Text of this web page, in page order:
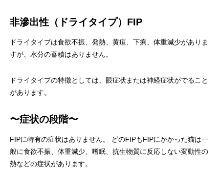
非滲出性（ドライタイプ）FIP
ドライタイプは食欲不振、発熱、黄疸、下痢、体重減少がありま
すが、水分の蓄積はありません。
ドライタイプの特徴としては、眼症状または神経症状がでること
があります。
〜症状の段階〜
FIPに特有の症状はありません。 どのFIPもFIPにかかった猫は一
般に食欲不振、体重減少、嗜眠、抗生物質に反応しない変動性の
熱などの症状があります。